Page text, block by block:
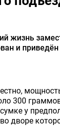
жизнь
и
300
у
дворе